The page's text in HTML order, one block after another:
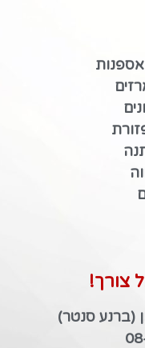
אספנות
צורך!